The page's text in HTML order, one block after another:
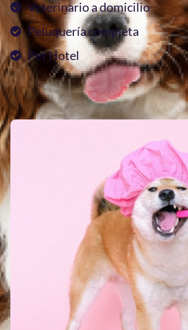
Veterinario a domicilio
Peluquería completa
Pet Hotel